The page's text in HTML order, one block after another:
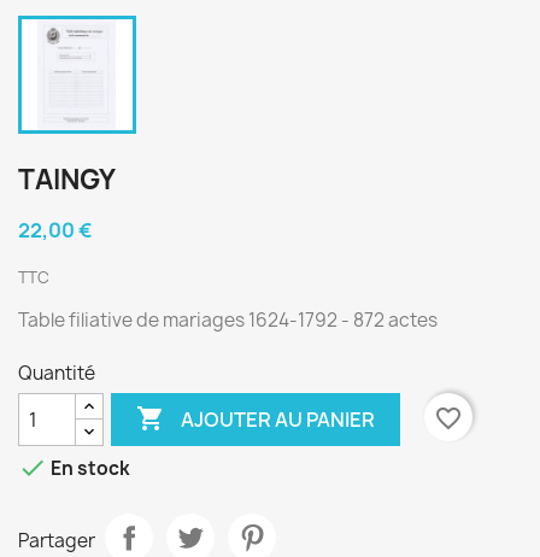
TAINGY
22,00 €
TTC
Table filiative de mariages 1624-1792 - 872 actes
Quantité
 AJOUTER AU PANIER
favorite_border
 En stock
Partager